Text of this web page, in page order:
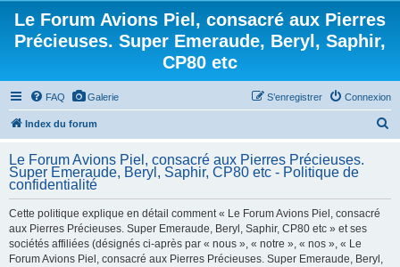
Le Forum Avions Piel, consacré aux Pierres
Précieuses. Super Emeraude, Beryl, Saphir,
CP80 etc
FAQ Galerie Connexion
S’enregistrer
Index du forum
Le Forum Avions Piel, consacré aux Pierres Précieuses.
Super Emeraude, Beryl, Saphir, CP80 etc - Politique de
confidentialité
Cette politique explique en détail comment « Le Forum Avions Piel, consacré
aux Pierres Précieuses. Super Emeraude, Beryl, Saphir, CP80 etc » et ses
sociétés affiliées (désignés ci-après par « nous », « notre », « nos », « Le
Forum Avions Piel, consacré aux Pierres Précieuses. Super Emeraude, Beryl,